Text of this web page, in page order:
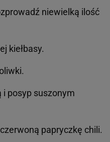
niewielką ilość
kiełbasy.
posyp suszonym
papryczkę chili.